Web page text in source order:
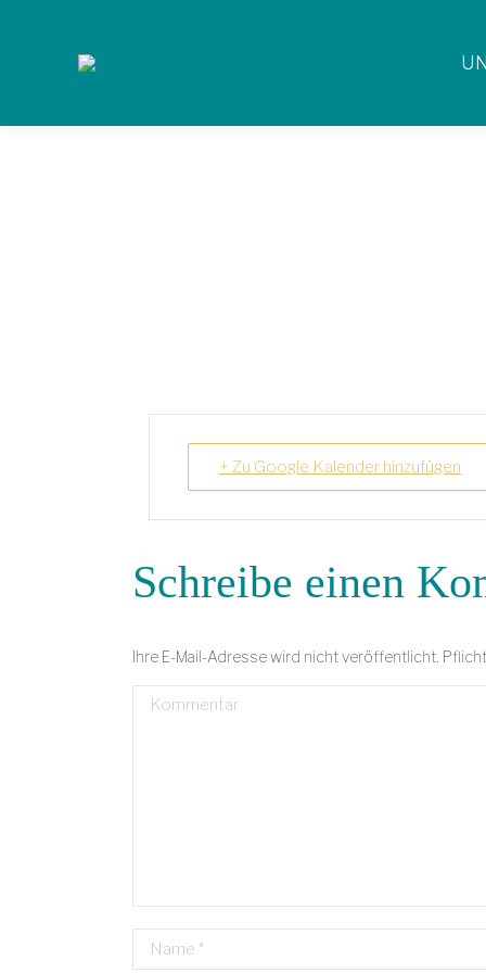
+ Zu Google Kalender hinzufügen
Schreibe einen
Ihre E-Mail-Adresse wird nicht veröffentlicht.
Kommentar
Name *